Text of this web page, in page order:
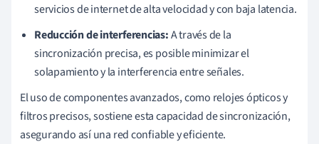
servicios de internet de alta velocidad y con baja latencia.
Reducción de interferencias:A través de la
sincronización precisa, es posible minimizar el
solapamiento y la interferencia entre señales.
El uso de componentes avanzados, como relojes ópticos y
filtros precisos, sostiene esta capacidad de sincronización,
asegurando así una red confiable y eficiente.